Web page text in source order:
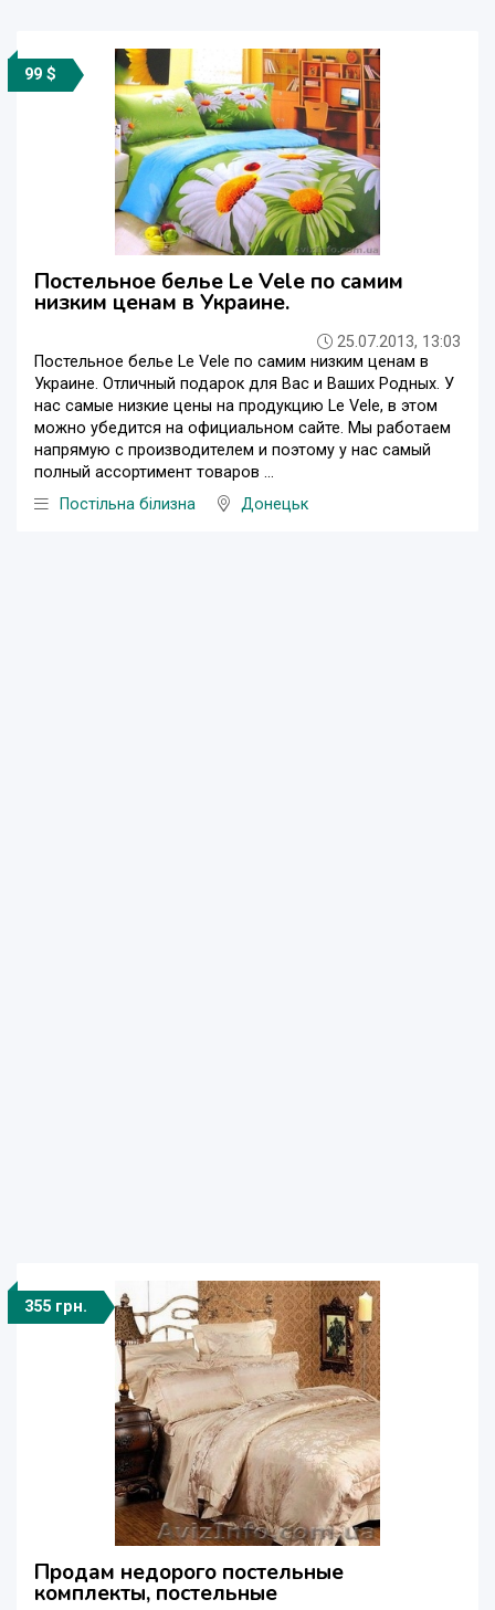
99 $
Постельное белье Le Vele по самим
низким ценам в Украине.
25.07.2013, 13:03
Постельное белье Le Vele по самим низким ценам в
Украине. Отличный подарок для Вас и Ваших Родных. У
нас самые низкие цены на продукцию Le Vele, в этом
можно убедится на официальном сайте. Мы работаем
напрямую с производителем и поэтому у нас самый
полный ассортимент товаров ...
Постільна білизна
Донецьк
355 грн.
Продам недорого постельные
комплекты, постельные